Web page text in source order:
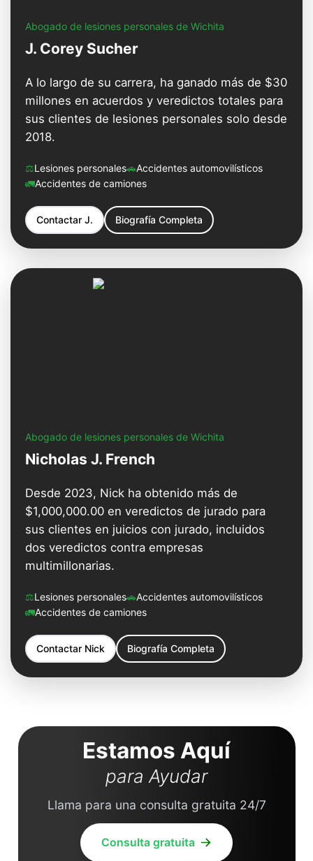
Abogado de lesiones personales de Wichita
J. Corey Sucher
A lo largo de su carrera, ha ganado más de $30
millones en acuerdos y veredictos totales para
sus clientes de lesiones personales solo desde
2018.
⚖️Lesiones personales🚗Accidentes automovilísticos
🚛Accidentes de camiones
Contactar J. Biografía Completa
Abogado de lesiones personales de Wichita
Nicholas J. French
Desde 2023, Nick ha obtenido más de
$1,000,000.00 en veredictos de jurado para
sus clientes en juicios con jurado, incluidos
dos veredictos contra empresas
multimillonarias.
⚖️Lesiones personales🚗Accidentes automovilísticos
🚛Accidentes de camiones
Contactar Nick Biografía Completa
Estamos Aquí
para Ayudar
Llama para una consulta gratuita 24/7
Consulta gratuita